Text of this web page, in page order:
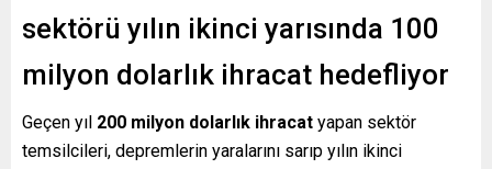
sektörü yılın ikinci yarısında 100
milyon dolarlık ihracat hedefliyor
Geçen yıl 200 milyon dolarlık ihracat yapan sektör
temsilcileri, depremlerin yaralarını sarıp yılın ikinci